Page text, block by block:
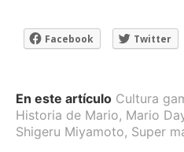
Facebook Twitter
En este artículo Cultura
Historia de Mario, Mario
Shigeru Miyamoto, Super